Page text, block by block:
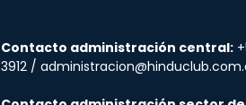
Contacto administración central:
3912 /